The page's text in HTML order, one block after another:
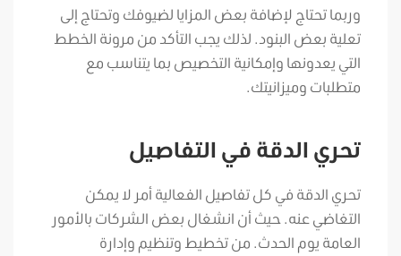
وربما تحتاج لإضافة بعض المزايا لضيوفك وتحتاج إلى
تعلية بعض البنود. لذلك يجب التأكد من مرونة الخطط
التي يعدونها وإمكانية التخصيص بما يتناسب مع
متطلبات وميزانيتك.
تحري الدقة في التفاصيل
تحري الدقة في كل تفاصيل الفعالية أمر لا يمكن
التغاضي عنه. حيث أن انشغال بعض الشركات بالأمور
العامة يوم الحدث. من تخطيط وتنظيم وإدارة